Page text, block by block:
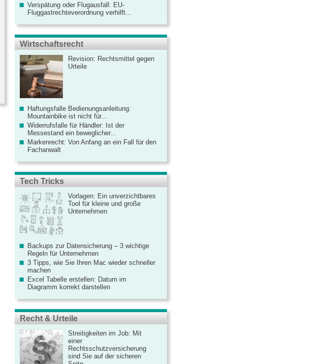
Verspätung oder Flugausfall: EU-
Fluggastrechteverordnung verhilft...
Wirtschaftsrecht
Revision: Rechtsmittel gegen
Urteile
Haftungsfalle Bedienungsanleitung:
Mountainbike ist nicht für...
Widerrufsfalle für Händler: Ist der
Messestand ein beweglicher...
Markenrecht: Von Anfang an ein Fall für den
Fachanwalt
Tech Tricks
Vorlagen: Ein unverzichtbares
Tool für kleine und große
Unternehmen
Backups zur Datensicherung – 3 wichtige
Regeln für Unternehmen
3 Tipps, wie Sie Ihren Mac wieder schneller
machen
Excel Tabelle erstellen: Datum im
Diagramm korrekt darstellen
Recht & Urteile
Streitigkeiten im Job: Mit
einer
Rechtsschutzversicherung
sind Sie auf der sicheren